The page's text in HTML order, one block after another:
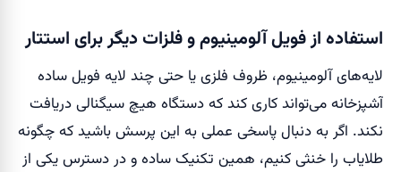
استفاده از فویل آلومینیوم و فلزات دیگر برای استتار
لایه‌های آلومینیوم، ظروف فلزی یا حتی چند لایه فویل ساده
آشپزخانه می‌تواند کاری کند که دستگاه هیچ سیگنالی دریافت
نکند. اگر به دنبال پاسخی عملی به این پرسش باشید که چگونه
طلایاب را خنثی کنیم، همین تکنیک ساده و در دسترس یکی از